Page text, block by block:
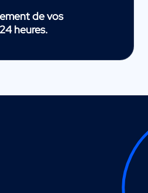
de vos
heures.